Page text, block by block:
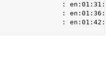
:
:
: